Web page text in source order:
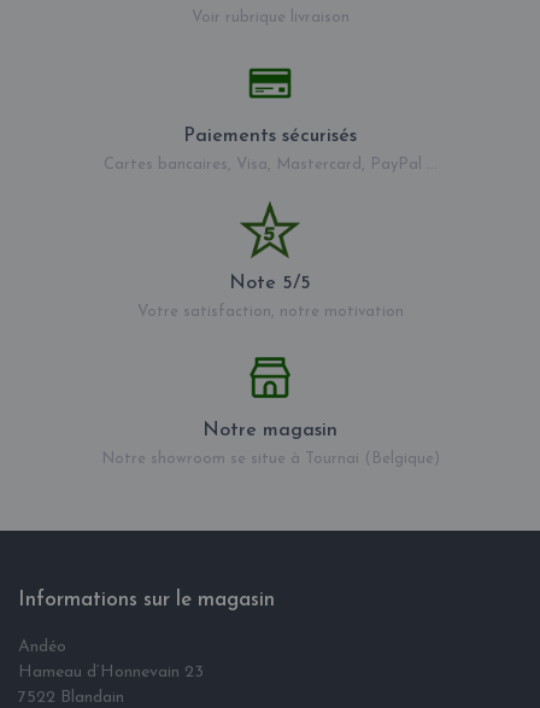
Voir rubrique livraison
Paiements sécurisés
Cartes bancaires, Visa, Mastercard, PayPal ...
Note 5/5
Votre satisfaction, notre motivation
Notre magasin
Notre showroom se situe à Tournai (Belgique)
Informations sur le magasin
Andéo
Hameau d‘Honnevain 23
7522 Blandain